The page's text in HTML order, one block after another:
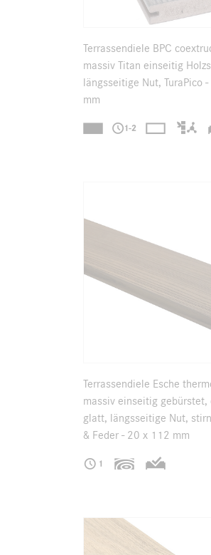
Terrassendiele BPC
massiv Titan einseitig
längsseitige Nut, TuraPico
mm
Terrassendiele Esche
massiv einseitig
glatt, längsseitige Nut,
& Feder - 20 x 112 mm